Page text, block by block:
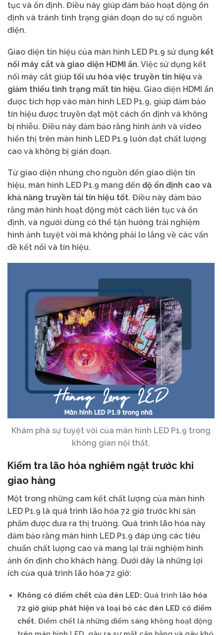
tục và ổn định. Điều này giúp đảm bảo hoạt động ổn
định và tránh tình trạng gián đoạn do sự cố nguồn
điện.
Giao diện tín hiệu của màn hình LED P1.9 sử dụng kết
nối máy cắt và giao diện HDMI ẩn. Việc sử dụng kết
nối máy cắt giúp tối ưu hóa việc truyền tín hiệu và
giảm thiểu tình trạng mất tín hiệu. Giao diện HDMI ẩn
được tích hợp vào màn hình LED P1.9, giúp đảm bảo
tín hiệu được truyền đạt một cách ổn định và không
bị nhiễu. Điều này đảm bảo rằng hình ảnh và video
hiển thị trên màn hình LED P1.9 luôn đạt chất lượng
cao và không bị gián đoạn.
Từ giao diện nhúng cho nguồn đến giao diện tín
hiệu, màn hình LED P1.9 mang đến độ ổn định cao và
khả năng truyền tải tín hiệu tốt. Điều này đảm bảo
rằng màn hình hoạt động một cách liên tục và ổn
định, và người dùng có thể tận hưởng trải nghiệm
hình ảnh tuyệt vời mà không phải lo lắng về các vấn
đề kết nối và tín hiệu.
Khám phá sự tuyệt vời của màn hình LED P1.9 trong
không gian nội thất.
Kiểm tra lão hóa nghiêm ngặt trước khi
giao hàng
Một trong những cam kết chất lượng của màn hình
LED P1.9 là quá trình lão hóa 72 giờ trước khi sản
phẩm được đưa ra thị trường. Quá trình lão hóa này
đảm bảo rằng màn hình LED P1.9 đáp ứng các tiêu
chuẩn chất lượng cao và mang lại trải nghiệm hình
ảnh ổn định cho khách hàng. Dưới đây là những lợi
ích của quá trình lão hóa 72 giờ:
Không có điểm chết của đèn LED: Quá trình lão hóa
72 giờ giúp phát hiện và loại bỏ các đèn LED có điểm
chết. Điểm chết là những điểm sáng không hoạt động